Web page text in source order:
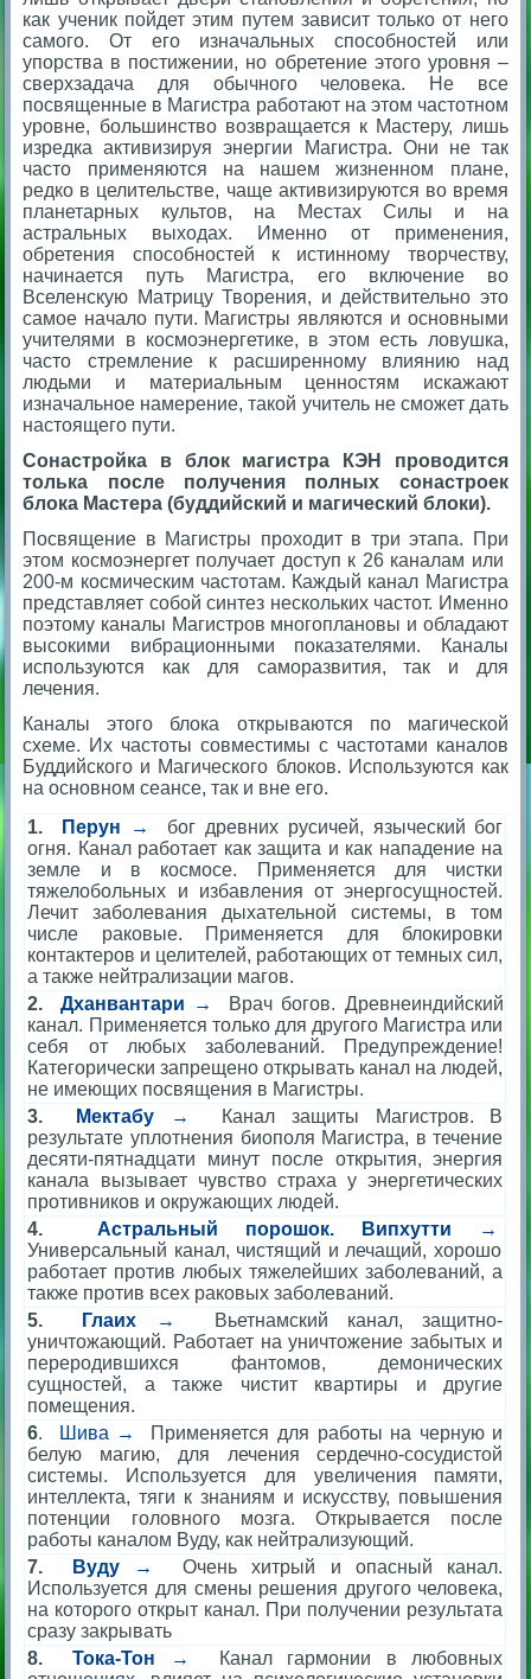
как ученик пойдет этим путем зависит только от него
самого. От его изначальных способностей или
упорства в постижении, но обретение этого уровня –
сверхзадача для обычного человека. Не все
посвященные в Магистра работают на этом частотном
уровне, большинство возвращается к Мастеру, лишь
изредка активизируя энергии Магистра. Они не так
часто применяются на нашем жизненном плане,
редко в целительстве, чаще активизируются во время
планетарных культов, на Местах Силы и на
астральных выходах. Именно от применения,
обретения способностей к истинному творчеству,
начинается путь Магистра, его включение во
Вселенскую Матрицу Творения, и действительно это
самое начало пути. Магистры являются и основными
учителями в космоэнергетике, в этом есть ловушка,
часто стремление к расширенному влиянию над
людьми и материальным ценностям искажают
изначальное намерение, такой учитель не сможет дать
настоящего пути.
Сонастройка в блок магистра КЭН проводится
толька после получения полных сонастроек
блока Мастера (буддийский и магический блоки).
Посвящение в Магистры проходит в три этапа. При
этом космоэнергет получает доступ к 26 каналам или
200-м космическим частотам. Каждый канал Магистра
представляет собой синтез нескольких частот. Именно
поэтому каналы Магистров многоплановы и обладают
высокими вибрационными показателями. Каналы
используются как для саморазвития, так и для
лечения.
Каналы этого блока открываются по магической
схеме. Их частоты совместимы с частотами каналов
Буддийского и Магического блоков. Используются как
на основном сеансе, так и вне его.
1.
Перун →
бог древних русичей, языческий бог
огня. Канал работает как защита и как нападение на
земле и в космосе. Применяется для чистки
тяжелобольных и избавления от энергосущностей.
Лечит заболевания дыхательной системы, в том
числе раковые. Применяется для блокировки
контактеров и целителей, работающих от темных сил,
а также нейтрализации магов.
2. Дханвантари →
Врач богов. Древнеиндийский
канал. Применяется только для другого Магистра или
себя от любых заболеваний. Предупреждение!
Категорически запрещено открывать канал на людей,
не имеющих посвящения в Магистры.
3.
Мектабу →
Канал защиты Магистров. В
результате уплотнения биополя Магистра, в течение
десяти-пятнадцати минут после открытия, энергия
канала вызывает чувство страха у энергетических
противников и окружающих людей.
4.Астральный порошок. Випхутти →
Универсальный канал, чистящий и лечащий, хорошо
работает против любых тяжелейших заболеваний, а
также против всех раковых заболеваний.
5.
Глаих →
Вьетнамский канал, защитно-
уничтожающий. Работает на уничтожение забытых и
переродившихся фантомов, демонических
сущностей, а также чистит квартиры и другие
помещения.
6. Шива →
Применяется для работы на черную и
белую магию, для лечения сердечно-сосудистой
системы. Используется для увеличения памяти,
интеллекта, тяги к знаниям и искусству, повышения
потенции головного мозга. Открывается после
работы каналом Вуду, как нейтрализующий.
7.
Вуду →
Очень хитрый и опасный канал.
Используется для смены решения другого человека,
на которого открыт канал. При получении результата
сразу закрывать
8.Тока-Тон →
Канал гармонии в любовных